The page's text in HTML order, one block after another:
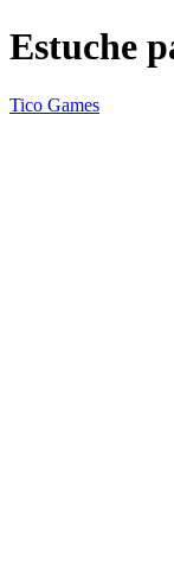
Estuche
Tico Games